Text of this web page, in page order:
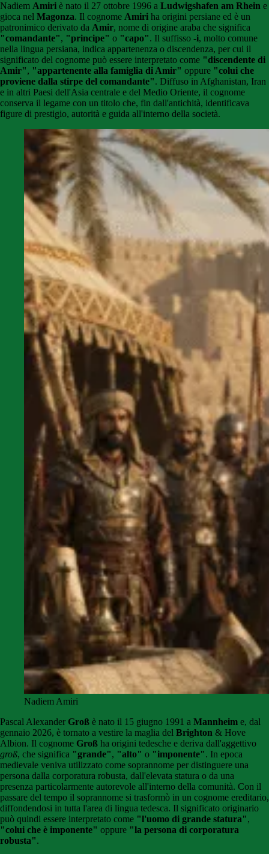
Nadiem Amiri è nato il 27 ottobre 1996 a Ludwigshafen am Rhein e
gioca nel Magonza. Il cognome Amiri ha origini persiane ed è un
patronimico derivato da Amir, nome di origine araba che significa
"comandante", "principe" o "capo". Il suffisso -i, molto comune
nella lingua persiana, indica appartenenza o discendenza, per cui il
significato del cognome può essere interpretato come "discendente di
Amir", "appartenente alla famiglia di Amir" oppure "colui che
proviene dalla stirpe del comandante". Diffuso in Afghanistan, Iran
e in altri Paesi dell'Asia centrale e del Medio Oriente, il cognome
conserva il legame con un titolo che, fin dall'antichità, identificava
figure di prestigio, autorità e guida all'interno della società.
Nadiem Amiri
Pascal Alexander Groß è nato il 15 giugno 1991 a Mannheim e, dal
gennaio 2026, è tornato a vestire la maglia del Brighton & Hove
Albion. Il cognome Groß ha origini tedesche e deriva dall'aggettivo
groß, che significa "grande", "alto" o "imponente". In epoca
medievale veniva utilizzato come soprannome per distinguere una
persona dalla corporatura robusta, dall'elevata statura o da una
presenza particolarmente autorevole all'interno della comunità. Con il
passare del tempo il soprannome si trasformò in un cognome ereditario,
diffondendosi in tutta l'area di lingua tedesca. Il significato originario
può quindi essere interpretato come "l'uomo di grande statura",
"colui che è imponente" oppure "la persona di corporatura
robusta".